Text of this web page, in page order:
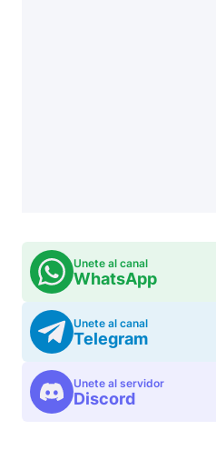
Unete al canal
WhatsApp
Unete al canal
Telegram
Unete al servidor
Discord